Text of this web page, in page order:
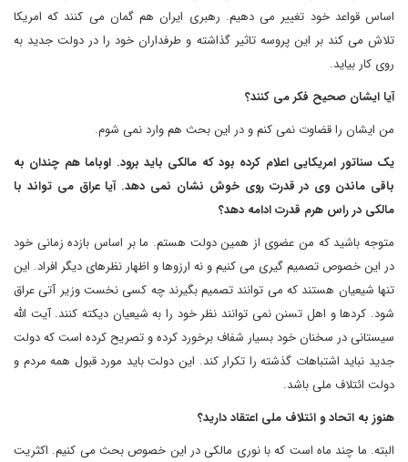
اساس قواعد خود تغییر می دهیم. رهبری ایران هم گمان می کنند که امریکا
تلاش می کند بر این پروسه تاثیر گذاشته و طرفداران خود را در دولت جدید به
روی کار بیاید.
آیا ایشان صحیح فکر می کنند؟
من ایشان را قضاوت نمی کنم و در این بحث هم وارد نمی شوم.
یک سناتور امریکایی اعلام کرده بود که مالکی باید برود. اوباما هم چندان به
باقی ماندن وی در قدرت روی خوش نشان نمی دهد. آیا عراق می تواند با
مالکی در راس هرم قدرت ادامه دهد؟
متوجه باشید که من عضوی از همین دولت هستم. ما بر اساس بازده زمانی خود
در این خصوص تصمیم گیری می کنیم و نه ارزوها و اظهار نظرهای دیگر افراد. این
تنها شیعیان هستند که می توانند تصمیم بگیرند چه کسی نخست وزیر آتی عراق
شود. کردها و اهل تسنن نمی توانند نظر خود را به شیعیان دیکته کنند. آیت الله
سیستانی در سخنان خود بسیار شفاف برخورد کرده و تصریح کرده است که دولت
جدید نباید اشتباهات گذشته را تکرار کند. این دولت باید مورد قبول همه مردم و
دولت ائتلاف ملی باشد.
هنوز به اتحاد و ائتلاف ملی اعتقاد دارید؟
البته. ما چند ماه است که با نوری مالکی در این خصوص بحث می کنیم. اکثریت